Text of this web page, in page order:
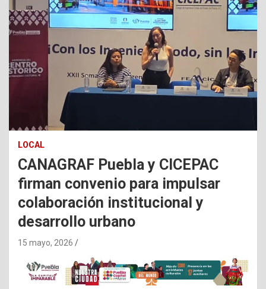
LOCAL
CANAGRAF Puebla y CICEPAC
firman convenio para impulsar
colaboración institucional y
desarrollo urbano
15 mayo, 2026